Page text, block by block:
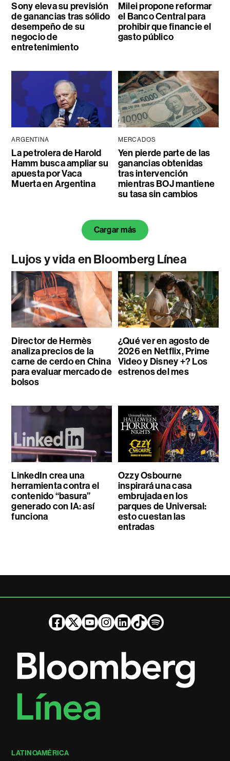
Sony eleva su previsión
de ganancias tras sólido
desempeño de su
negocio de
entretenimiento
Milei propone reformar
el Banco Central para
prohibir que financie el
gasto público
ARGENTINA
La petrolera de Harold
Hamm busca ampliar su
apuesta por Vaca
Muerta en Argentina
MERCADOS
Yen pierde parte de las
ganancias obtenidas
tras intervención
mientras BOJ mantiene
su tasa sin cambios
Cargar más
Lujos y vida en Bloomberg Línea
Director de Hermès
analiza precios de la
carne de cerdo en China
para evaluar mercado de
bolsos
¿Qué ver en agosto de
2026 en Netflix, Prime
Video y Disney +? Los
estrenos del mes
LinkedIn crea una
herramienta contra el
contenido “basura”
generado con IA: así
funciona
Ozzy Osbourne
inspirará una casa
embrujada en los
parques de Universal:
esto cuestan las
entradas
LATINOAMÉRICA